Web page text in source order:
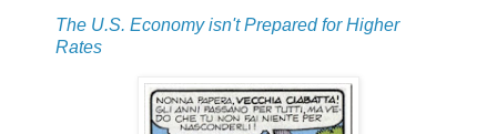
The U.S. Economy isn't Prepared for Higher
Rates